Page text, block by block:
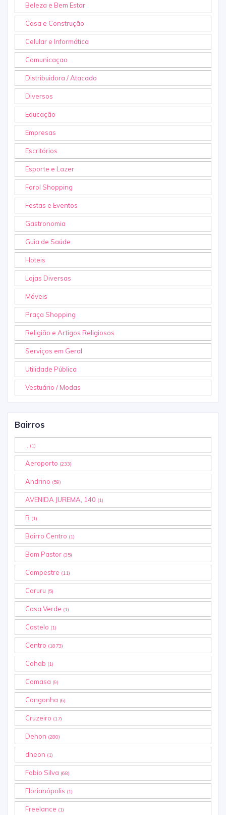
Beleza e Bem Estar
Casa e Construção
Celular e Informática
Comunicaçao
Distribuidora / Atacado
Diversos
Educação
Empresas
Escritórios
Esporte e Lazer
Farol Shopping
Festas e Eventos
Gastronomia
Guia de Saúde
Hoteis
Lojas Diversas
Móveis
Praça Shopping
Religião e Artigos Religiosos
Serviços em Geral
Utilidade Pública
Vestuário / Modas
Bairros
(1)
Aeroporto (233)
Andrino (59)
AVENIDA JUREMA, 140 (1)
B (1)
Bairro Centro (1)
Bom Pastor (35)
Campestre (11)
Caruru (5)
Casa Verde (1)
Castelo (1)
Centro (1873)
Cohab (1)
Comasa (9)
Congonha (6)
Cruzeiro (17)
Dehon (280)
dheon (1)
Fabio Silva (68)
Florianópolis (1)
Freelance (1)